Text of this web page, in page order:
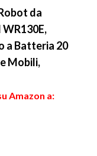
da
a Batteria 20
Mobili,
Amazon a: